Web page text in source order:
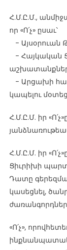
Հ.Մ.Ը.Մ.,
որ «Ո՛չ» ըսաւ՝
- Այսօրուան
- Հայկական
- Արցախի
կապելու
Հ.Մ.Ը.Մ. իր
Հ.Մ.Ը.Մ. իր
Ցիւրիխի
Դատը
կասեցնել,
«Ո՛չ»,
ինքնանպատակ